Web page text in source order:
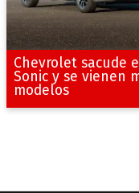
Chevrolet sacude
Sonic y se vienen
modelos